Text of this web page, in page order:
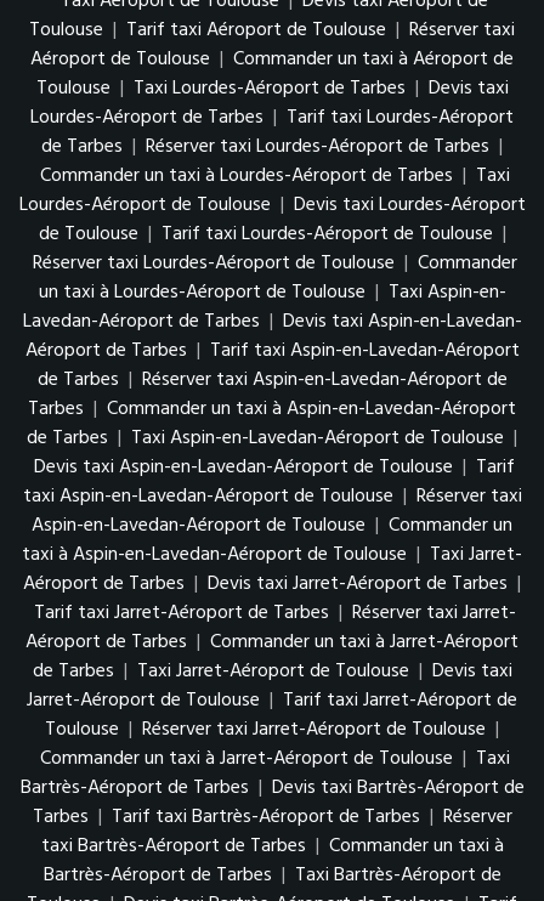
Toulouse | Tarif taxi Aéroport de Toulouse | Réserver taxi
Aéroport de Toulouse | Commander un taxi à Aéroport de
Toulouse | Taxi Lourdes-Aéroport de Tarbes | Devis taxi
Lourdes-Aéroport de Tarbes | Tarif taxi Lourdes-Aéroport
de Tarbes | Réserver taxi Lourdes-Aéroport de Tarbes |
Commander un taxi à Lourdes-Aéroport de Tarbes | Taxi
Lourdes-Aéroport de Toulouse | Devis taxi Lourdes-Aéroport
de Toulouse | Tarif taxi Lourdes-Aéroport de Toulouse |
Réserver taxi Lourdes-Aéroport de Toulouse | Commander
un taxi à Lourdes-Aéroport de Toulouse | Taxi Aspin-en-
Lavedan-Aéroport de Tarbes | Devis taxi Aspin-en-Lavedan-
Aéroport de Tarbes | Tarif taxi Aspin-en-Lavedan-Aéroport
de Tarbes | Réserver taxi Aspin-en-Lavedan-Aéroport de
Tarbes | Commander un taxi à Aspin-en-Lavedan-Aéroport
de Tarbes | Taxi Aspin-en-Lavedan-Aéroport de Toulouse |
Devis taxi Aspin-en-Lavedan-Aéroport de Toulouse | Tarif
taxi Aspin-en-Lavedan-Aéroport de Toulouse | Réserver taxi
Aspin-en-Lavedan-Aéroport de Toulouse | Commander un
taxi à Aspin-en-Lavedan-Aéroport de Toulouse | Taxi Jarret-
Aéroport de Tarbes | Devis taxi Jarret-Aéroport de Tarbes |
Tarif taxi Jarret-Aéroport de Tarbes | Réserver taxi Jarret-
Aéroport de Tarbes | Commander un taxi à Jarret-Aéroport
de Tarbes | Taxi Jarret-Aéroport de Toulouse | Devis taxi
Jarret-Aéroport de Toulouse | Tarif taxi Jarret-Aéroport de
Toulouse | Réserver taxi Jarret-Aéroport de Toulouse |
Commander un taxi à Jarret-Aéroport de Toulouse | Taxi
Bartrès-Aéroport de Tarbes | Devis taxi Bartrès-Aéroport de
Tarbes | Tarif taxi Bartrès-Aéroport de Tarbes | Réserver
taxi Bartrès-Aéroport de Tarbes | Commander un taxi à
Bartrès-Aéroport de Tarbes | Taxi Bartrès-Aéroport de